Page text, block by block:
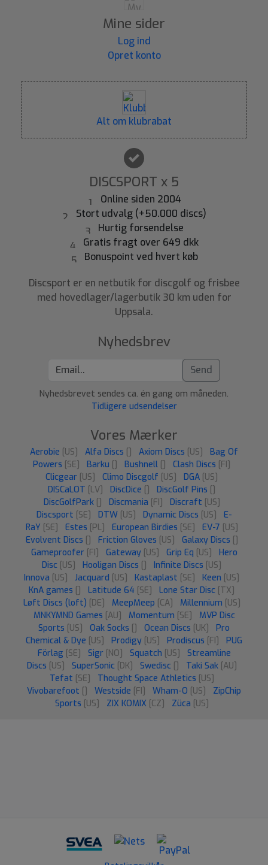
Mine sider
Log ind
Opret konto
Alt om klubrabat
DISCSPORT x 5
Online siden 2004
Stort udvalg (+50.000 discs)
Hurtig forsendelse
Gratis fragt over 649 dkk
Bonuspoint ved hvert køb
Discsport er en netbutik for discgolf og frisbee
med hovedlager/lagerbutik 30 km uden for
Uppsala.
Nyhedsbrev
Send
Nyhedsbrevet sendes ca. én gang om måneden.
Tidligere udsendelser
Vores Mærker
Aerobie [US] Alfa Discs Axiom Discs [US]
Bag Of
Powers [SE] Barku Bushnell Clash Discs [FI]
Clicgear [US] Climo Discgolf [US] DGA [US]
DISCaLOT [LV] DiscDice DiscGolf Pins
DiscGolfPark
Discmania [FI] Discraft [US]
Discsport [SE] DTW [US] Dynamic Discs [US]
E-
RaY [SE] Estes [PL] European Birdies [SE] EV-7 [US]
Evolvent Discs
Friction Gloves [US] Galaxy Discs
Gameproofer [FI] Gateway [US] Grip Eq [US]
Hero
Disc [US] Hooligan Discs Infinite Discs [US]
Innova [US] Jacquard [US] Kastaplast [SE] Keen [US]
KnA games
Latitude 64 [SE] Lone Star Disc [TX]
Løft Discs (loft) [DE] MeepMeep [CA] Millennium [US]
MNKYMND Games [AU] Momentum [SE]
MVP Disc
Sports [US] Oak Socks Ocean Discs [UK]
Pro
Chemical & Dye [US] Prodigy [US] Prodiscus [FI]
PUG
Förlag [SE] Sigr [NO] Squatch [US]
Streamline
Discs [US] SuperSonic [DK] Swedisc Taki Sak [AU]
Tefat [SE] Thought Space Athletics [US]
Vivobarefoot
Westside [FI] Wham-O [US]
ZipChip
Sports [US] ZIX KOMIX [CZ] Züca [US]